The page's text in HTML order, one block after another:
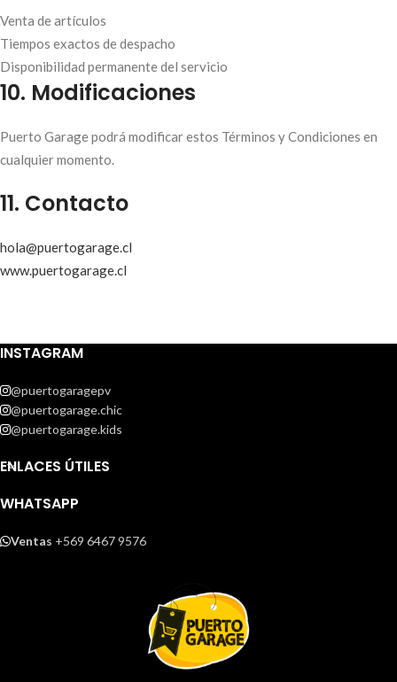
Venta de artículos
Tiempos exactos de despacho
Disponibilidad permanente del servicio
10. Modificaciones
Puerto Garage podrá modificar estos Términos y Condiciones en
cualquier momento.
11. Contacto
hola@puertogarage.cl
www.puertogarage.cl
INSTAGRAM
@puertogaragepv
@puertogarage.chic
@puertogarage.kids
ENLACES ÚTILES
WHATSAPP
Ventas +569 6467 9576